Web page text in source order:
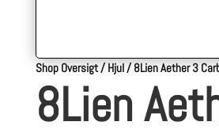
Shop Oversigt/Hjul/8Lien Aether 3
8Lien